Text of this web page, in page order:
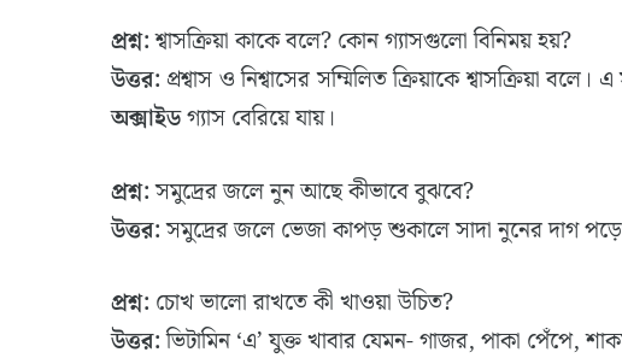
প্রশ্ন:শ্বাসক্রিয়া কাকে বলে? কোন গ্যাসগুলো বিনিময় হয়?
উত্তর: প্রশ্বাস ও নিশ্বাসের সম্মিলিত ক্রিয়াকে শ্বাসক্রিয়া
অক্সাইডগ্যাস বেরিয়ে যায়।
প্রশ্ন:সমুদ্রের জলে নুন আছে কীভাবে বুঝবে?
উত্তর:সমুদ্রের জলে ভেজা কাপড় শুকালে সাদা নুনের দাগ
প্রশ্ন: চোখ ভালো রাখতে কী খাওয়া উচিত?
উত্তর:ভিটামিন ‘এ’ যুক্ত খাবার যেমন- গাজর, পাকা পেঁপে,